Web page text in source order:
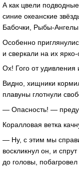
А как цвели
синие океанские
Бабочки, Рыбы-
Особенно
и сверкали на их
Ох! Гого от
Видно, хищники
плавуны глотнули
— Опасность! —
Коралловая ветка
— Ну, с этим мы
воскликнул он, и
до головы, побагровел